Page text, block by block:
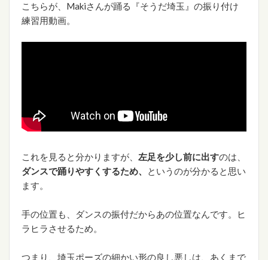
こちらが、Makiさんが踊る『そうだ埼玉』の振り付け
練習用動画。
これを見ると分かりますが、 左足を少し前に出すのは、
ダンスで踊りやすくするため、
というのが分かると思い
ます。
手の位置も、ダンスの振付だからあの位置なんです。ヒ
ラヒラさせるため。
つまり、埼玉ポーズの細かい形の良し悪しは、あくまで